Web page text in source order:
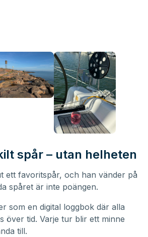
spår – utan helheten
ett favoritspår, och han vänder på
spåret är inte poängen.
som en digital loggbok där alla
över tid. Varje tur blir ett minne
till.